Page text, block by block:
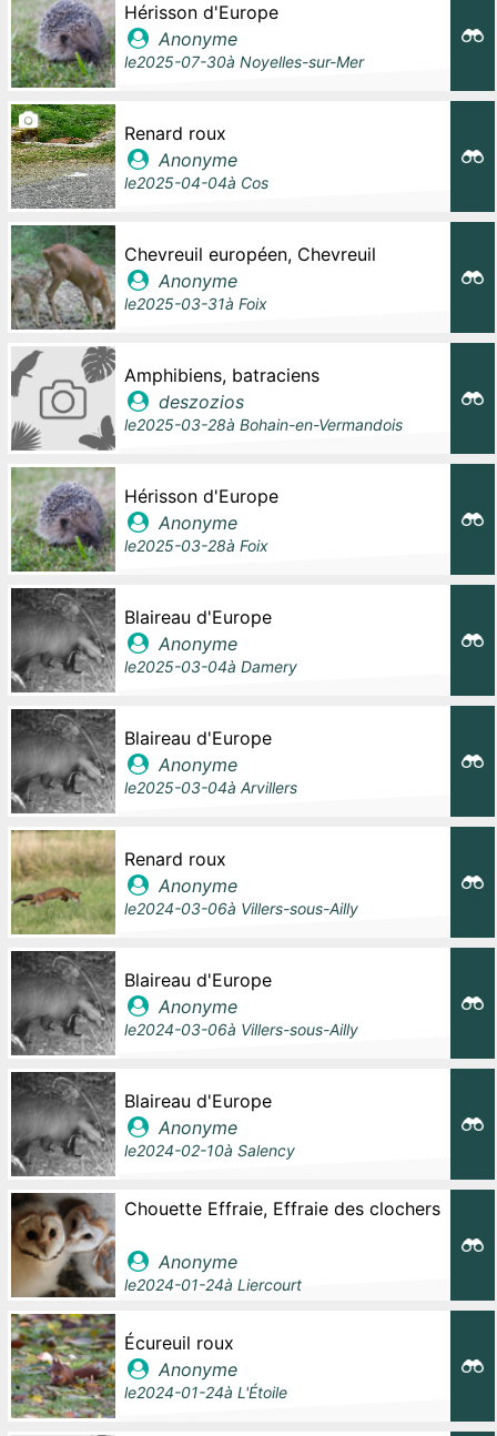
Hérisson d'Europe
Anonyme
le2025-07-30à Noyelles-sur-Mer
Renard roux
Anonyme
le2025-04-04à Cos
Chevreuil européen, Chevreuil
Anonyme
le2025-03-31à Foix
Amphibiens, batraciens
deszozios
le2025-03-28à Bohain-en-Vermandois
Hérisson d'Europe
Anonyme
le2025-03-28à Foix
Blaireau d'Europe
Anonyme
le2025-03-04à Damery
Blaireau d'Europe
Anonyme
le2025-03-04à Arvillers
Renard roux
Anonyme
le2024-03-06à Villers-sous-Ailly
Blaireau d'Europe
Anonyme
le2024-03-06à Villers-sous-Ailly
Blaireau d'Europe
Anonyme
le2024-02-10à Salency
Chouette Effraie, Effraie des clochers
Anonyme
le2024-01-24à Liercourt
Écureuil roux
Anonyme
le2024-01-24à L'Étoile